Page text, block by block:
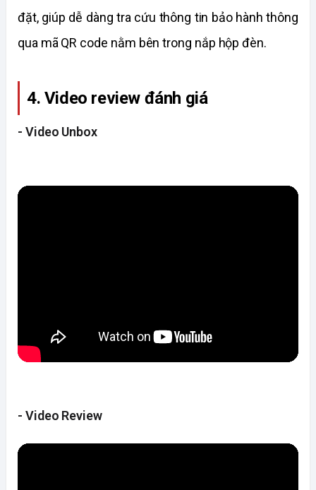
đặt, giúp dễ dàng tra cứu thông tin bảo hành thông
qua mã QR code nằm bên trong nắp hộp đèn.
4. Video review đánh giá
- Video Unbox
- Video Review